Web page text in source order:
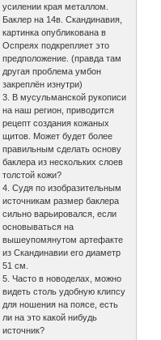
усилении края металлом.
Баклер на 14в. Скандинавия,
картинка опубликована в
Оспреях подкрепляет это
предположение. (правда там
другая проблема умбон
закреплён изнутри)
3. В мусульманской рукописи
на наш регион, приводится
рецепт создания кожаных
щитов. Может будет более
правильным сделать основу
баклера из нескольких слоев
толстой кожи?
4. Судя по изобразительным
источникам размер баклера
сильно варьировался, если
основываться на
вышеупомянутом артефакте
из Скандинавии его диаметр
51 см.
5. Часто в новоделах, можно
видеть столь удобную клипсу
для ношения на поясе, есть
ли на это какой нибудь
источник?